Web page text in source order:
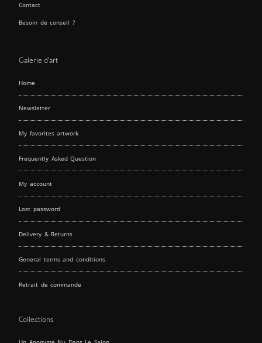
Contact
Besoin de conseil ?
Galerie d’art
Home
Newsletter
My favorites artwork
Frequently Asked Question
My account
Lost password
Delivery & Returns
General terms and conditions
Retrait de commande
Collections